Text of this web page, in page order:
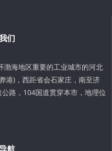
们
渤海地区重要的工业城市的河北
港)，西距省会石家庄，南至济
路，104国道贯穿本市，地理位